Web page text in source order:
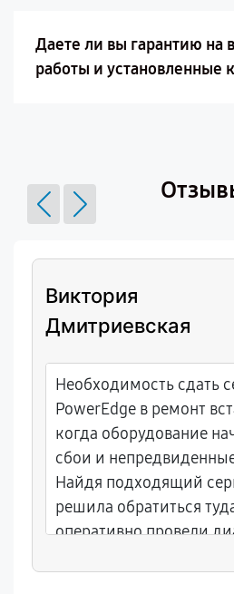
Даете ли вы гарантию на
работы и
Виктория
Дмитриевская
Необходимость сдать
PowerEdge в ремонт
когда оборудование
сбои и
Найдя подходящий
решила обратиться
оперативно провели